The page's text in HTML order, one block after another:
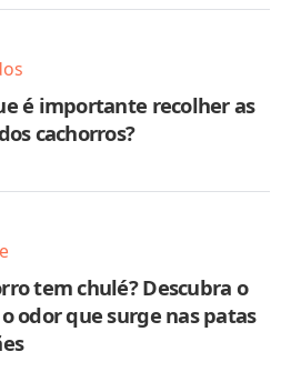
é importante recolher as
cachorros?
tem chulé? Descubra o
odor que surge nas patas